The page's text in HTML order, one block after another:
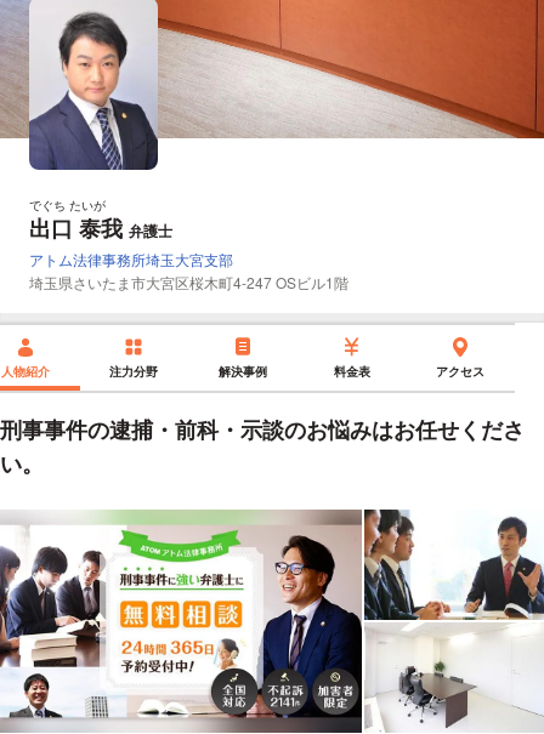
でぐち たいが
出口 泰我 弁護士
所属事務所
アトム法律事務所埼玉大宮支部
所在地：
埼玉県さいたま市大宮区桜木町4-247 OSビル1階
人物紹介 注力分野 解決事例 料金表 アクセス
刑事事件の逮捕・前科・示談のお悩みはお任せくださ
い。